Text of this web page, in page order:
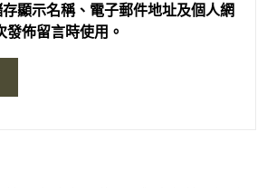
顯示名稱、電子郵件地址及個人網
佈留言時使用。